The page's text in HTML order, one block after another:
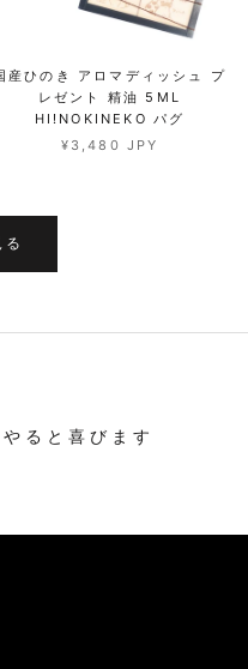
産ひのき アロマディッシュ プ
レゼント 精油 5ML
HI!NOKINEKO パグ
¥3,480 JPY
る
る と 喜 び ま す